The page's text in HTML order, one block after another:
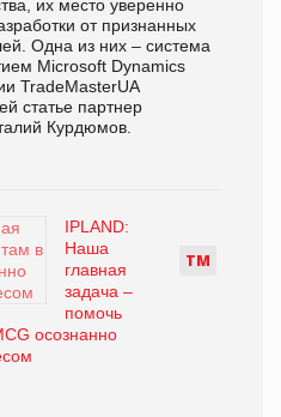
их место уверенно
от признанных
Одна из них – система
Microsoft Dynamics
TradeMasterUA
статье партнер
Курдюмов.
ТМ
IPLAND:
Наша
главная
задача –
помочь
осознанно